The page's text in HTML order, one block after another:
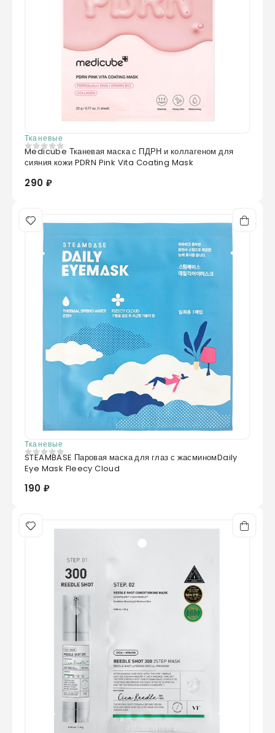
Тканевые
0из 5
Medicube Тканевая маска с ПДРН и коллагеном для
сияния кожи PDRN Pink Vita Coating Mask
290 ₽
Тканевые
0 из 5
STEAMBASE Паровая маска для глаз с жасминомDaily
Eye Mask Fleecy Cloud
190 ₽